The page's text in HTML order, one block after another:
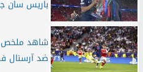
باريس سان
شاهد ملخص
ضد آرسنال